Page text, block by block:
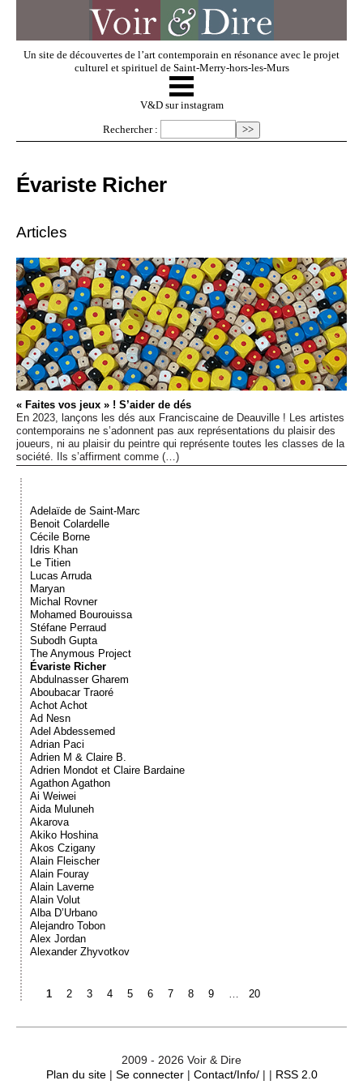
Un site de découvertes de l’art contemporain en résonance avec le projet
culturel et spirituel de Saint-Merry-hors-les-Murs
V & D
Regarder
Dossiers
Événements
Sacré
☰
V&D sur instagram
Rechercher :
Évariste Richer
Articles
« Faites vos jeux » ! S’aider de dés
En 2023, lançons les dés aux Franciscaine de Deauville ! Les artistes
contemporains ne s’adonnent pas aux représentations du plaisir des
joueurs, ni au plaisir du peintre qui représente toutes les classes de la
société. Ils s’affirment comme (…)
Adelaïde de Saint-Marc
Benoit Colardelle
Cécile Borne
Idris Khan
Le Titien
Lucas Arruda
Maryan
Michal Rovner
Mohamed Bourouissa
Stéfane Perraud
Subodh Gupta
The Anymous Project
Évariste Richer
Abdulnasser Gharem
Aboubacar Traoré
Achot Achot
Ad Nesn
Adel Abdessemed
Adrian Paci
Adrien M & Claire B.
Adrien Mondot et Claire Bardaine
Agathon Agathon
Ai Weiwei
Aida Muluneh
Akarova
Akiko Hoshina
Akos Czigany
Alain Fleischer
Alain Fouray
Alain Laverne
Alain Volut
Alba D’Urbano
Alejandro Tobon
Alex Jordan
Alexander Zhyvotkov
1 2 3 4 5 6 7 8 9 … 20
2009 - 2026 Voir & Dire
Plan du site| Se connecter| Contact/Info/| | RSS 2.0